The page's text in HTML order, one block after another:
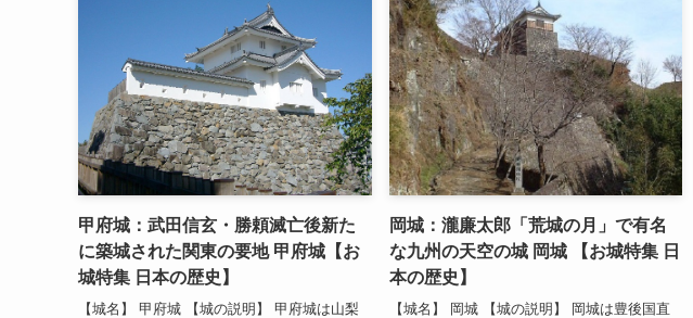
甲府城：武田信玄・勝頼滅亡後新た
に築城された関東の要地 甲府城【お
城特集 日本の歴史】
【城名】 甲府城 【城の説明】 甲府城は山梨
岡城：瀧廉太郎「荒城の月」で有名
な九州の天空の城 岡城 【お城特集 日
本の歴史】
【城名】 岡城 【城の説明】 岡城は豊後国直